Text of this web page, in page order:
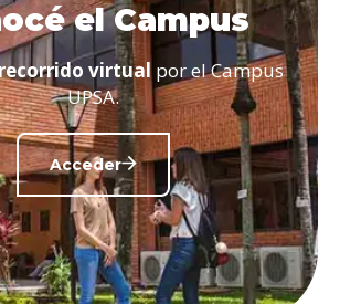
el Campus
virtual por el Campus
UPSA.
Acceder